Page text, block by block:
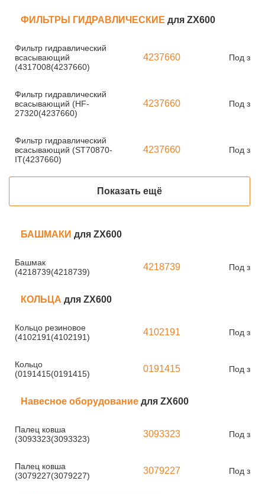
ФИЛЬТРЫ ГИДРАВЛИЧЕСКИЕ для ZX600
Фильтр гидравлический
всасывающий
(4317008(4237660)
4237660 Под
Фильтр гидравлический
всасывающий (HF-
27320(4237660)
4237660 Под
Фильтр гидравлический
всасывающий (ST70870-
IT(4237660)
4237660 Под
Показать ещё
БАШМАКИ для ZX600
Башмак
(4218739(4218739)
4218739 Под
КОЛЬЦА для ZX600
Кольцо резиновое
(4102191(4102191)
4102191 Под
Кольцо
(0191415(0191415)
0191415 Под
Навесное оборудование для ZX600
Палец ковша
(3093323(3093323)
3093323 Под
Палец ковша
(3079227(3079227)
3079227 Под